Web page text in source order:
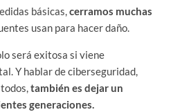
básicas,cerramos muchas
usan para hacer daño.
será exitosa si viene
Y hablar de ciberseguridad,
también es dejar un
generaciones.